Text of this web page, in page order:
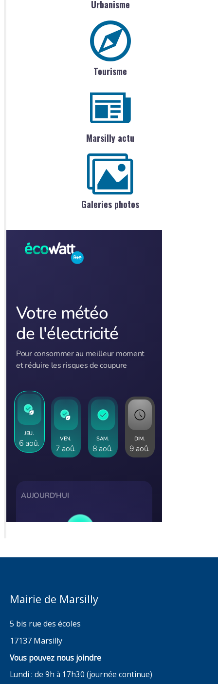
Urbanisme
Tourisme
Marsilly actu
Galeries photos
Mairie de Marsilly
5 bis rue des écoles
17137 Marsilly
Vous pouvez nous joindre
Lundi : de 9h à 17h30 (journée continue)